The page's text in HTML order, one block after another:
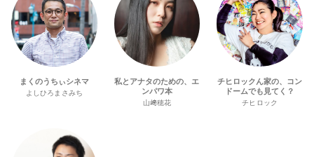
まくのうちぃシネマ
よしひろまさみち
私とアナタのための、エ
ンパワ本
山﨑穂花
チヒロックん家の、コン
ドームでも見てく？
チヒロック